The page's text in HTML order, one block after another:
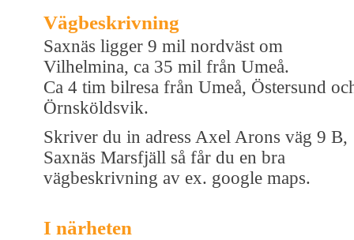
Vägbeskrivning
Saxnäs ligger 9 mil nordväst om
Vilhelmina, ca 35 mil från Umeå.
Ca 4 tim bilresa från Umeå, Östersund
Örnsköldsvik.
Skriver du in adress Axel Arons väg 9 B,
Saxnäs Marsfjäll så får du en bra
vägbeskrivning av ex. google maps.
I närheten